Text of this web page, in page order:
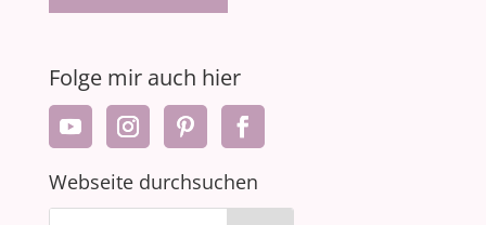
Folge mir auch hier
Webseite durchsuchen